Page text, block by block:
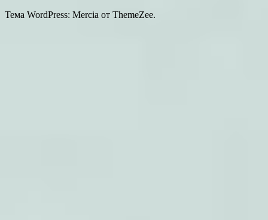
Тема WordPress: Mercia от ThemeZee.